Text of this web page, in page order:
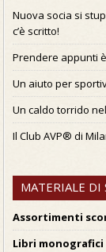
Nuova socia si
c’è scritto!
Prendere appunti
Un aiuto per
Un caldo torrido
Il Club AVP® di
MATERIALE DI
Assortimenti
Libri